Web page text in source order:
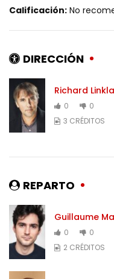
Calificación: No
DIRECCIÓN
Richard
0
0
3 CRÉDITOS
REPARTO
Guillaume
0
0
2 CRÉDITOS